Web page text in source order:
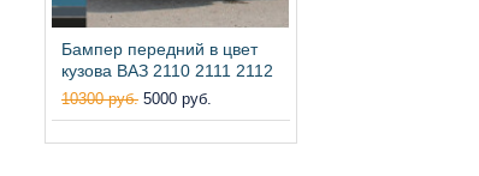
Бампер передний в цвет
кузова ВАЗ 2110 2111 2112
10300 руб. 5000 руб.